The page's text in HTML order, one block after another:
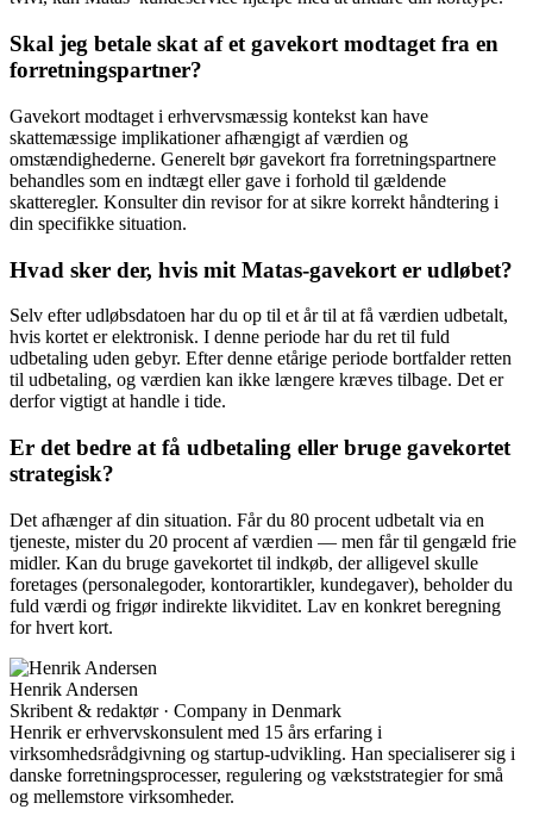
Skal jeg betale skat af et gavekort modtaget fra en
forretningspartner?
Gavekort modtaget i erhvervsmæssig kontekst kan have
skattemæssige implikationer afhængigt af værdien og
omstændighederne. Generelt bør gavekort fra forretningspartnere
behandles som en indtægt eller gave i forhold til gældende
skatteregler. Konsulter din revisor for at sikre korrekt håndtering i
din specifikke situation.
Hvad sker der, hvis mit Matas-gavekort er udløbet?
Selv efter udløbsdatoen har du op til et år til at få værdien udbetalt,
hvis kortet er elektronisk. I denne periode har du ret til fuld
udbetaling uden gebyr. Efter denne etårige periode bortfalder retten
til udbetaling, og værdien kan ikke længere kræves tilbage. Det er
derfor vigtigt at handle i tide.
Er det bedre at få udbetaling eller bruge gavekortet
strategisk?
Det afhænger af din situation. Får du 80 procent udbetalt via en
tjeneste, mister du 20 procent af værdien — men får til gengæld frie
midler. Kan du bruge gavekortet til indkøb, der alligevel skulle
foretages (personalegoder, kontorartikler, kundegaver), beholder du
fuld værdi og frigør indirekte likviditet. Lav en konkret beregning
for hvert kort.
Henrik Andersen
Skribent & redaktør · Company in Denmark
Henrik er erhvervskonsulent med 15 års erfaring i
virksomhedsrådgivning og startup-udvikling. Han specialiserer sig i
danske forretningsprocesser, regulering og vækststrategier for små
og mellemstore virksomheder.